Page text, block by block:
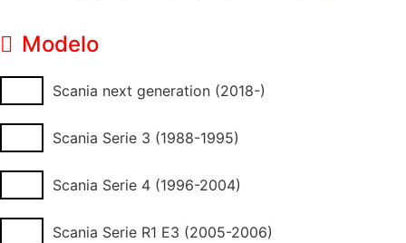
Modelo
Scania next generation (2018-)
Scania Serie 3 (1988-1995)
Scania Serie 4 (1996-2004)
Scania Serie R1 E3 (2005-2006)